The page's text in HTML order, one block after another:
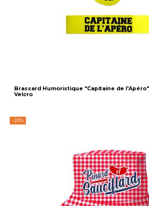
Brassard Humoristique "Capitaine de l'Apéro"
Velcro
-20%